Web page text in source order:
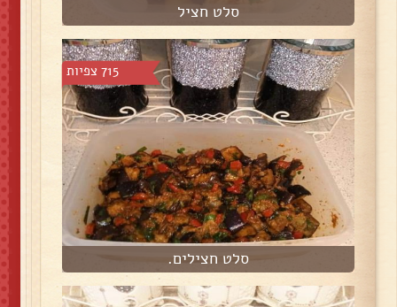
סלט חציל
715 צפיות
סלט חצילים.